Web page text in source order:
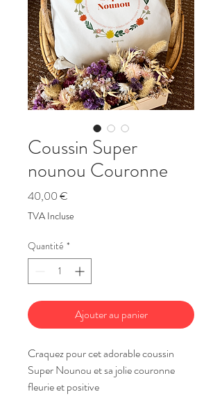
Coussin Super
nounou Couronne
40,00 €
TVA Incluse
Quantité *
Ajouter au panier
Craquez pour cet adorable coussin
Super Nounou et sa jolie couronne
fleurie et positive